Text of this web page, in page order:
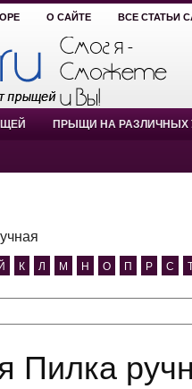
О САЙТЕ ВСЕ СТАТЬИ
ПРЫЩИ НА РАЗЛИЧНЫХ
К Л М Н О П Р С
Пилка